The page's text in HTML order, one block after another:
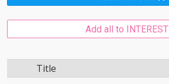
Add all to INTEREST
Title